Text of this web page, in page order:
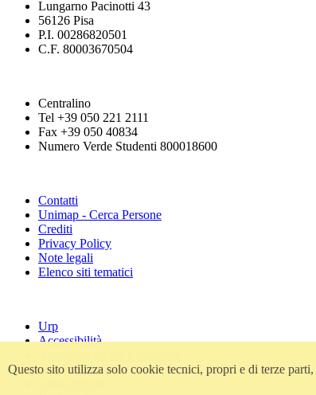
Lungarno Pacinotti 43
56126 Pisa
P.I. 00286820501
C.F. 80003670504
Centralino
Tel +39 050 221 2111
Fax +39 050 40834
Numero Verde Studenti 800018600
Contatti
Unimap - Cerca Persone
Crediti
Privacy Policy
Note legali
Elenco siti tematici
Urp
Accessibilità
Atti di notifica
Questo sito utilizza solo cookie tecnici, propri e di terze